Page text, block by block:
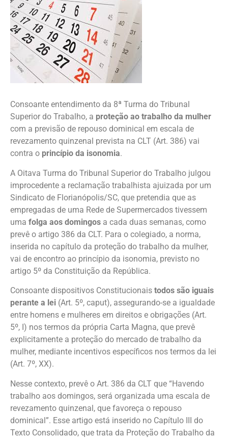
Consoante entendimento da 8ª Turma do Tribunal
Superior do Trabalho, a proteção ao trabalho da mulher
com a previsão de repouso dominical em escala de
revezamento quinzenal prevista na CLT (Art. 386) vai
contra o princípio da isonomia.
A Oitava Turma do Tribunal Superior do Trabalho julgou
improcedente a reclamação trabalhista ajuizada por um
Sindicato de Florianópolis/SC, que pretendia que as
empregadas de uma Rede de Supermercados tivessem
uma folga aos domingos a cada duas semanas, como
prevê o artigo 386 da CLT. Para o colegiado, a norma,
inserida no capítulo da proteção do trabalho da mulher,
vai de encontro ao princípio da isonomia, previsto no
artigo 5º da Constituição da República.
Consoante dispositivos Constitucionais todos são iguais
perante a lei (Art. 5º, caput), assegurando-se a igualdade
entre homens e mulheres em direitos e obrigações (Art.
5º, I) nos termos da própria Carta Magna, que prevê
explicitamente a proteção do mercado de trabalho da
mulher, mediante incentivos específicos nos termos da lei
(Art. 7º, XX).
Nesse contexto, prevê o Art. 386 da CLT que “Havendo
trabalho aos domingos, será organizada uma escala de
revezamento quinzenal, que favoreça o repouso
dominical”. Esse artigo está inserido no Capítulo III do
Texto Consolidado, que trata da Proteção do Trabalho da